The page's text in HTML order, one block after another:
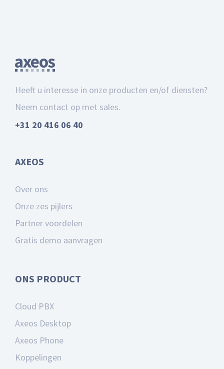
Heeft u interesse in onze producten en/of diensten?
Neem contact op met sales.
+31 20 416 06 40
AXEOS
Over ons
Onze zes pijlers
Partner voordelen
Gratis demo aanvragen
ONS PRODUCT
Cloud PBX
Axeos Desktop
Axeos Phone
Koppelingen